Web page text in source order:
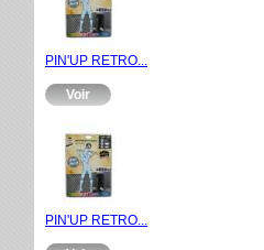
PIN'UP RETRO...
Voir
PIN'UP RETRO...